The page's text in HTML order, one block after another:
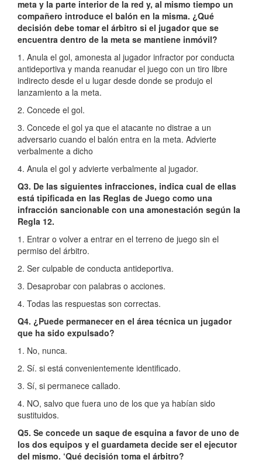
meta y la parte interior de la red y, al mismo tiempo un
compañero introduce el balón en la misma. ¿Qué
decisión debe tomar el árbitro si el jugador que se
encuentra dentro de la meta se mantiene inmóvil?
1. Anula el gol, amonesta al jugador infractor por conducta
antideportiva y manda reanudar el juego con un tiro libre
indirecto desde el u lugar desde donde se produjo el
lanzamiento a la meta.
2. Concede el gol.
3. Concede el gol ya que el atacante no distrae a un
adversario cuando el balón entra en la meta. Advierte
verbalmente a dicho
4. Anula el gol y advierte verbalmente al jugador.
Q3. De las siguientes infracciones, indica cual de ellas
está tipificada en las Reglas de Juego como una
infracción sancionable con una amonestación según la
Regla 12.
1. Entrar o volver a entrar en el terreno de juego sin el
permiso del árbitro.
2. Ser culpable de conducta antideportiva.
3. Desaprobar con palabras o acciones.
4. Todas las respuestas son correctas.
Q4. ¿Puede permanecer en el área técnica un jugador
que ha sido expulsado?
1. No, nunca.
2. Sí. si está convenientemente identificado.
3. Sí, si permanece callado.
4. NO, salvo que fuera uno de los que ya habían sido
sustituidos.
Q5. Se concede un saque de esquina a favor de uno de
los dos equipos y el guardameta decide ser el ejecutor
del mismo. ‘Qué decisión toma el árbitro?